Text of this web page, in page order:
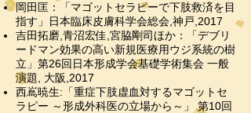
岡田匡：「マゴットセラピーで下肢救済を目
指す」日本臨床皮膚科学会総会,神戸,2017
吉田拓磨,青沼宏佳,宮脇剛司ほか：「デブリ
ードマン効果の高い新規医療用ウジ系統の樹
立」第26回日本形成学会基礎学術集会 一般
演題, 大阪,2017
西嶌暁生:「重症下肢虚血対するマゴットセ
ラピー ～形成外科医の立場から～」 第10回